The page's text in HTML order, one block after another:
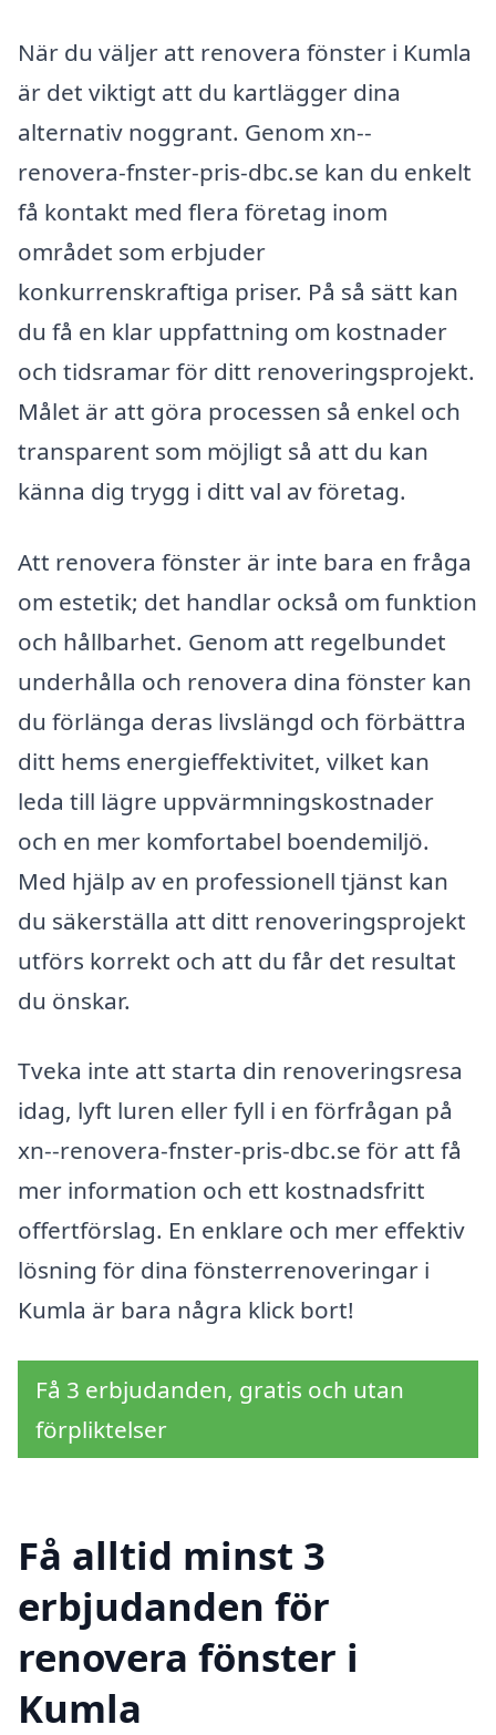
När du väljer att renovera fönster i Kumla
är det viktigt att du kartlägger dina
alternativ noggrant. Genom xn--
renovera-fnster-pris-dbc.se kan du enkelt
få kontakt med flera företag inom
området som erbjuder
konkurrenskraftiga priser. På så sätt kan
du få en klar uppfattning om kostnader
och tidsramar för ditt renoveringsprojekt.
Målet är att göra processen så enkel och
transparent som möjligt så att du kan
känna dig trygg i ditt val av företag.
Att renovera fönster är inte bara en fråga
om estetik; det handlar också om funktion
och hållbarhet. Genom att regelbundet
underhålla och renovera dina fönster kan
du förlänga deras livslängd och förbättra
ditt hems energieffektivitet, vilket kan
leda till lägre uppvärmningskostnader
och en mer komfortabel boendemiljö.
Med hjälp av en professionell tjänst kan
du säkerställa att ditt renoveringsprojekt
utförs korrekt och att du får det resultat
du önskar.
Tveka inte att starta din renoveringsresa
idag, lyft luren eller fyll i en förfrågan på
xn--renovera-fnster-pris-dbc.se för att få
mer information och ett kostnadsfritt
offertförslag. En enklare och mer effektiv
lösning för dina fönsterrenoveringar i
Kumla är bara några klick bort!
Få 3 erbjudanden, gratis och utan
förpliktelser
Få alltid minst 3
erbjudanden för
renovera fönster i
Kumla